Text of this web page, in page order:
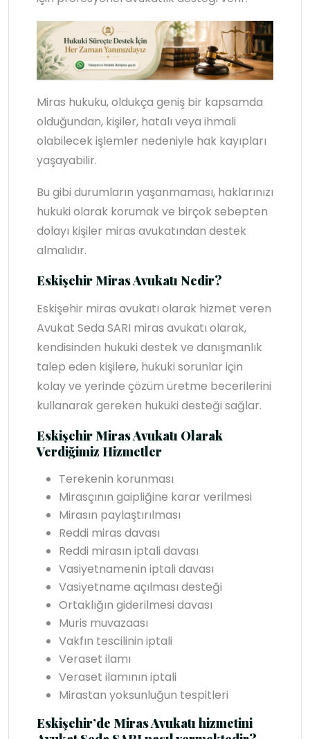
Miras hukuku, oldukça geniş bir kapsamda
olduğundan, kişiler, hatalı veya ihmali
olabilecek işlemler nedeniyle hak kayıpları
yaşayabilir.
Bu gibi durumların yaşanmaması, haklarınızı
hukuki olarak korumak ve birçok sebepten
dolayı kişiler miras avukatından destek
almalıdır.
Eskişehir Miras Avukatı Nedir?
Eskişehir miras avukatı olarak hizmet veren
Avukat Seda SARI miras avukatı olarak,
kendisinden hukuki destek ve danışmanlık
talep eden kişilere, hukuki sorunlar için
kolay ve yerinde çözüm üretme becerilerini
kullanarak gereken hukuki desteği sağlar.
Eskişehir Miras Avukatı Olarak
Verdiğimiz Hizmetler
Terekenin korunması
Mirasçının gaipliğine karar verilmesi
Mirasın paylaştırılması
Reddi miras davası
Reddi mirasın iptali davası
Vasiyetnamenin iptali davası
Vasiyetname açılması desteği
Ortaklığın giderilmesi davası
Muris muvazaası
Vakfın tescilinin iptali
Veraset ilamı
Veraset ilamının iptali
Mirastan yoksunluğun tespitleri
Eskişehir’de Miras Avukatı hizmetini